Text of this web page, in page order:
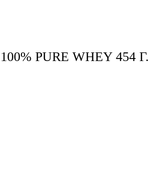
PURE WHEY 454 Г.